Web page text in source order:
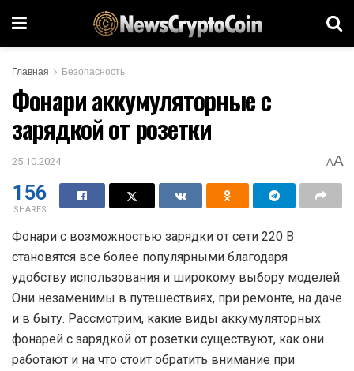
Главная Безопасность
Фонари аккумуляторные с
зарядкой от розетки
25.10.2024 AA
156
SHARES
Фонари с возможностью зарядки от сети 220 В
становятся все более популярными благодаря
удобству использования и широкому выбору моделей.
Они незаменимы в путешествиях, при ремонте, на даче
и в быту. Рассмотрим, какие виды аккумуляторных
фонарей с зарядкой от розетки существуют, как они
работают и на что стоит обратить внимание при